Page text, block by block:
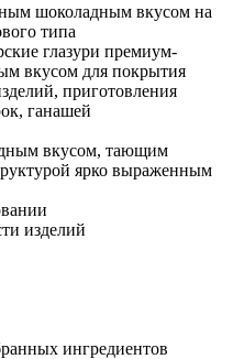
шоколадным вкусом на
типа
глазури премиум-
вкусом для покрытия
приготовления
ганашей
вкусом, тающим
ярко выраженным
изделий
ингредиентов